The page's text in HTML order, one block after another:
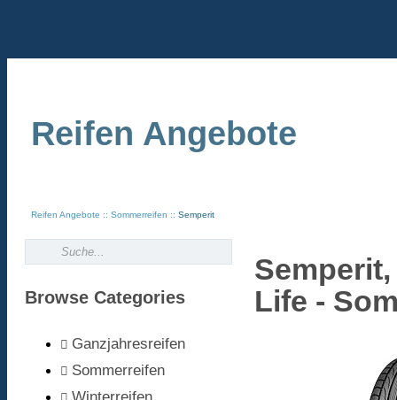
Reifen Angebote
Reifen Angebote Sommerreifen Semperit
Semperit,
Life -
Browse Categories
Ganzjahresreifen
Sommerreifen